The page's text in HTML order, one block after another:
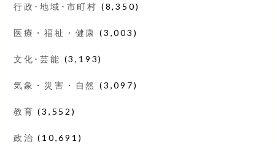
行政･地域･市町村 (8,350)
医療・福祉・健康 (3,003)
文化･芸能 (3,193)
気象・災害・自然 (3,097)
教育 (3,552)
政治 (10,691)